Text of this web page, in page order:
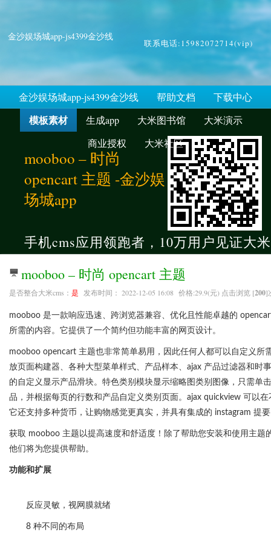
金沙娱场城app-js4399金沙线
联系电话:15982072714(vip)
金沙娱场城app-js4399金沙线 帮助文档 下载中心
模板素材 生成app 大米图书馆
大米演示
商业授权
大米社区
mooboo – 时尚
opencart 主题 -金沙娱
场城app
手机cms应用领跑者，10万用户见证大
mooboo – 时尚 opencart 主题
是否整合大米cms： 是 发布时间： 2022-12-05 16:08 价格:29.9(元) 点击浏览 [200]
mooboo 是一款响应迅速、跨浏览器兼容、优化且性能卓越的
所需的内容。它提供了一个简约但功能丰富的网页设计。
mooboo opencart 主题也非常简单易用，因此任何人都可以自定义
放页面构建器、各种大型菜单样式、产品样本、ajax 产品过滤器和
的自定义显示产品滑块。特色类别模块显示缩略图类别图像，只需单
品，并根据每页的行数和产品自定义类别页面。ajax quickview 可以
它还支持多种货币，让购物感觉更真实，并具有集成的 instagram 提
获取 mooboo 主题以提高速度和舒适度！除了帮助您安装和使用主
他们将为您提供帮助。
功能和扩展
反应灵敏，视网膜就绪
8 种不同的布局